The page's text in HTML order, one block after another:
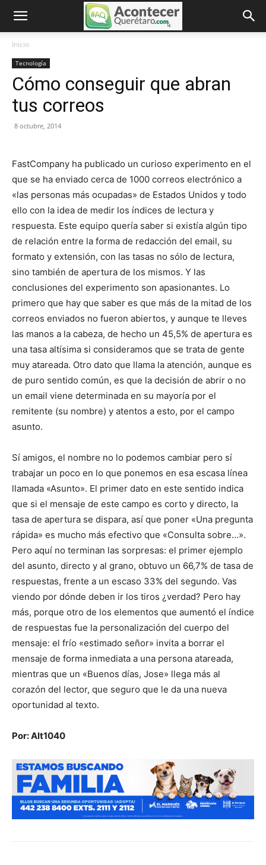
Inicio
Tecnología
Cómo conseguir que abran
tus correos
8 octubre, 2014
FastCompany ha publicado un curioso experimento en el
que se ha enviado cerca de 1000 correos electrónico a
«las personas más ocupadas» de Estados Unidos y todo
ello con la idea de medir los índices de lectura y
respuesta. Este equipo quería saber si existía algún tipo
de relación entre la forma de redacción del email, su
formato y extensión, con las tasas no sólo de lectura,
sino también de apertura de los mismos. Y las
conclusiones del experimento son apasionantes. Lo
primero que hay que saber es que más de la mitad de los
correos enviados no fueron abiertos, y aunque te lleves
las manos a la cabeza, de hecho un 45,5% de apertura es
una tasa altísima si consideramos que se trata de gente
muy atareada. Otro dato que llama la atención, aunque es
de puro sentido común, es que la decisión de abrir o no
un email viene determinada en su mayoría por el
remitente (su nombre) y atentos a esto, por el campo
asunto.
Sí amigos, el nombre no lo podemos cambiar pero sí
trabajar un poco en lo que ponemos en esa escasa línea
llamada «Asunto». El primer dato en este sentido indica
que si el mensaje de este campo es corto y directo, la
tasa de apertura se dispara, así que poner «Una pregunta
rápida» es mucho más efectivo que «Consulta sobre…».
Pero aquí no terminan las sorpresas: el primer ejemplo
del asunto, directo y al grano, obtuvo un 66,7% de tasa de
respuestas, frente a un escaso 33% del segundo. Vas
viendo por dónde deben ir los tiros ¿verdad? Pero hay
más, porque otro de los elementos que aumentó el índice
de respuestas fue la personalización del cuerpo del
mensaje: el frío «estimado señor» invita a borrar el
mensaje de forma inmediata a una persona atareada,
mientras que un «Buenos días, Jose» llega más al
corazón del lector, que seguro que le da una nueva
oportunidad al texto.
Por: Alt1040